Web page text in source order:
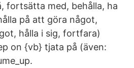
fortsätta med, behålla, ha
på att göra något,
hålla i sig, fortfara)
on {vb} tjata på (även: